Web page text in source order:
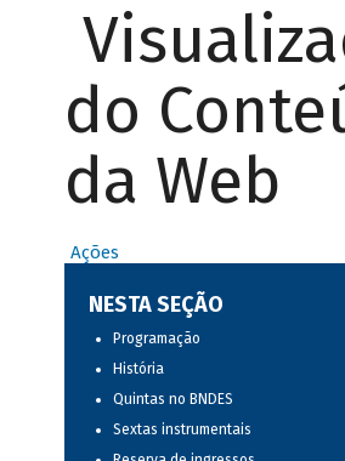
do
da Web
Ações
NESTA SEÇÃO
Programação
História
Quintas no BNDES
Sextas instrumentais